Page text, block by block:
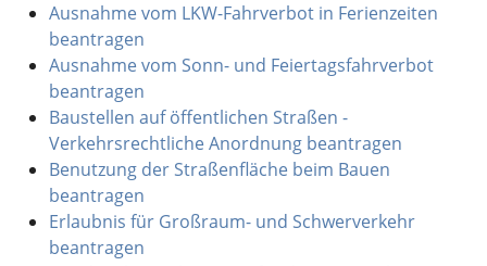
Ausnahme vom LKW-Fahrverbot in Ferienzeiten
beantragen
Ausnahme vom Sonn- und Feiertagsfahrverbot
beantragen
Baustellen auf öffentlichen Straßen -
Verkehrsrechtliche Anordnung beantragen
Benutzung der Straßenfläche beim Bauen
beantragen
Erlaubnis für Großraum- und Schwerverkehr
beantragen